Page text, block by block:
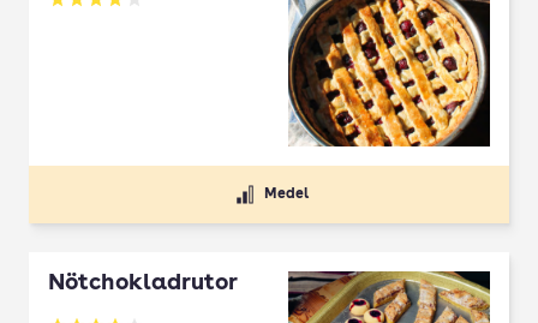
Betyg: 4 av 5
Medel
Nötchokladrutor